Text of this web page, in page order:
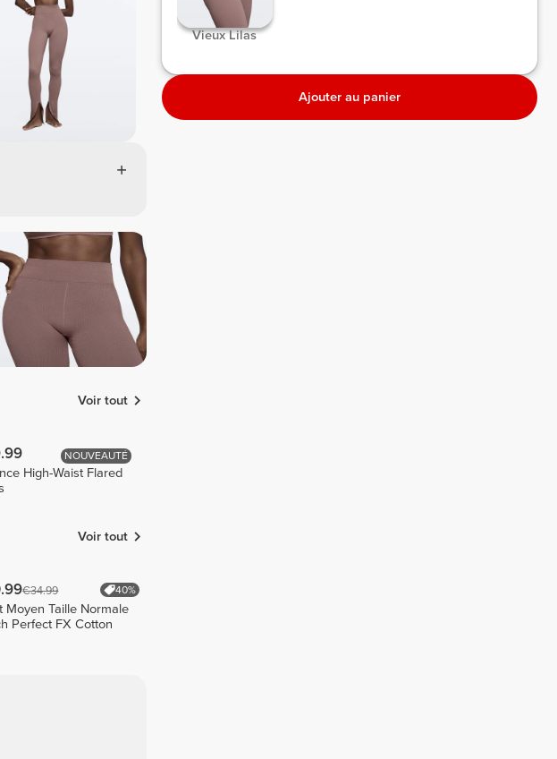
Voir tout
NOUVEAUTÉ
High-Waist Flared
Voir tout
€34.99 40%
Moyen Taille Normale
Perfect FX Cotton
Vieux Lilas
Ajouter au panier